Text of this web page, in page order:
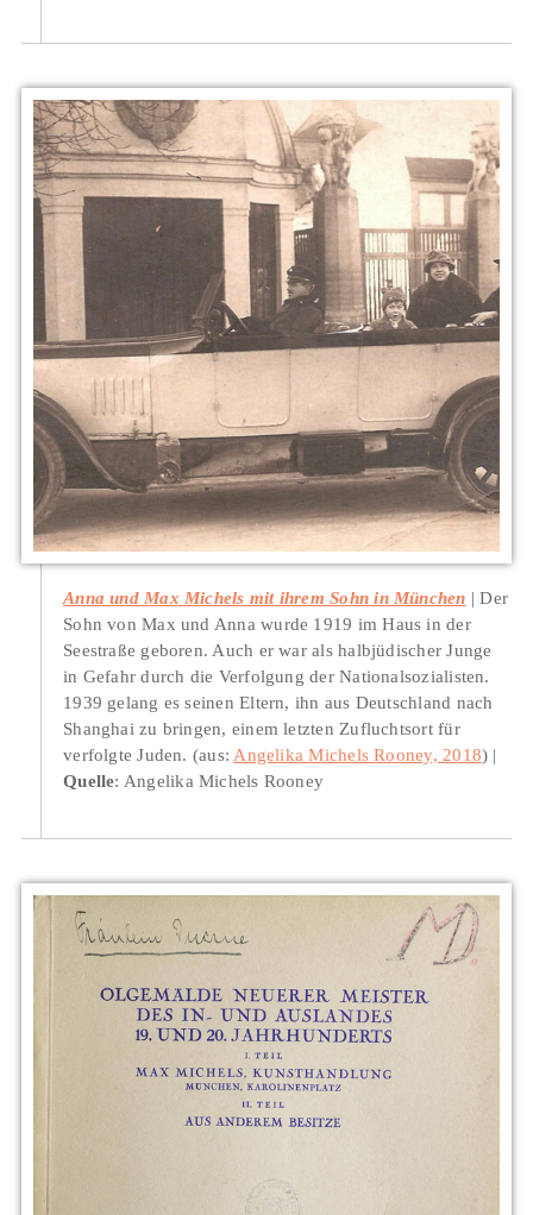
Anna und Max Michels mit ihrem Sohn in München
Der
Sohn von Max und Anna wurde 1919 im Haus in der
Seestraße geboren. Auch er war als halbjüdischer Junge
in Gefahr durch die Verfolgung der Nationalsozialisten.
1939 gelang es seinen Eltern, ihn aus Deutschland nach
Shanghai zu bringen, einem letzten Zufluchtsort für
verfolgte Juden. (aus: Angelika Michels Rooney, 2018)
Quelle: Angelika Michels Rooney